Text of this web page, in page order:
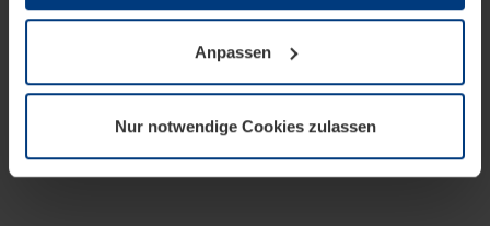
wenn diese für den Betrieb dieser Seite unbedingt
notwendig sind. Für alle anderen Cookie-Typen benötigen
wir Ihre Erlaubnis. Ihre Einwilligung können Sie jederzeit
Datenschutzerklärungunserer Website ändern oder
widerrufen.
Anpassen
Nur notwendige Cookies zulassen